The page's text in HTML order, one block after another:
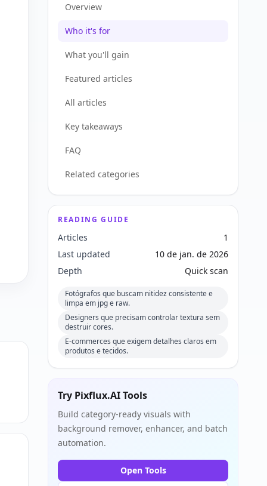
Overview
Who it's for
What you'll gain
Featured articles
All articles
Key takeaways
FAQ
Related categories
READING GUIDE
Articles
1
Last updated
10 de jan. de 2026
Depth
Quick scan
Fotógrafos que buscam nitidez consistente e
limpa em jpg e raw.
Designers que precisam controlar textura sem
destruir cores.
E-commerces que exigem detalhes claros em
produtos e tecidos.
Try Pixflux.AI Tools
Build category-ready visuals with
background remover, enhancer, and batch
automation.
Open Tools